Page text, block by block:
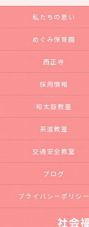
私たちの思い
めぐみ保育園
西正寺
採用情報
和太鼓教室
茶道教室
交通安全教室
ブログ
プライバシーポリシー